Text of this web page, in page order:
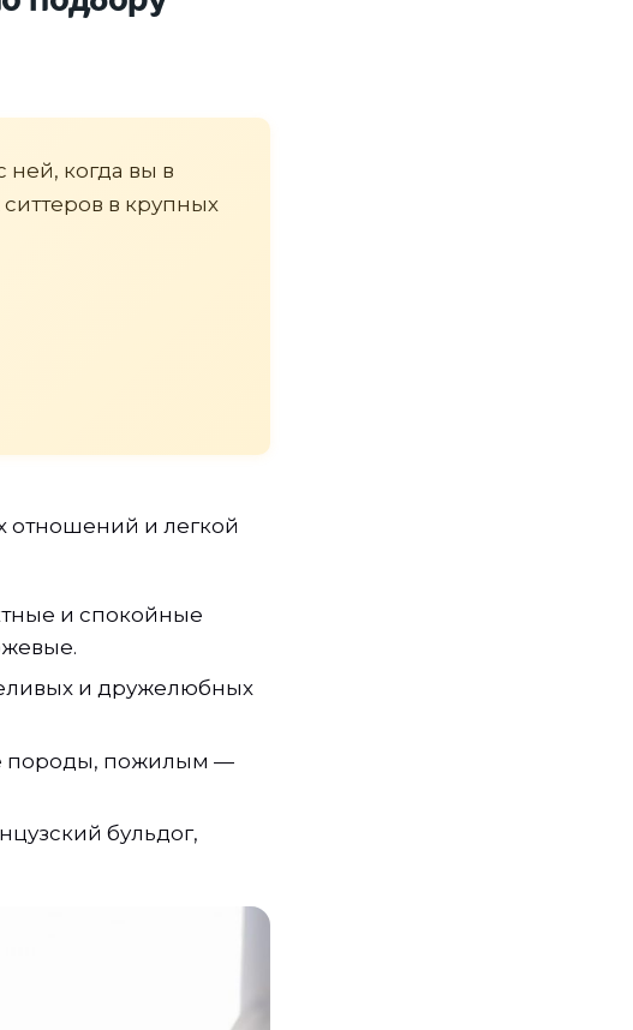
ней, когда вы в
в крупных
отношений и легкой
и спокойные
и дружелюбных
породы, пожилым —
бульдог,